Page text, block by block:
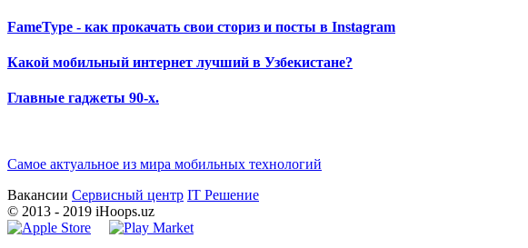
FameType - как прокачать свои сториз и посты в Instagram
Какой мобильный интернет лучший в Узбекистане?
Главные гаджеты 90-х.
Самое актуальное из мира мобильных технологий
Вакансии Сервисный центр IT Решение
© 2013 - 2019 iHoops.uz